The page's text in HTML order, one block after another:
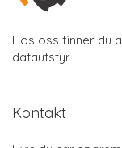
Hos oss finner du
datautstyr
Kontakt